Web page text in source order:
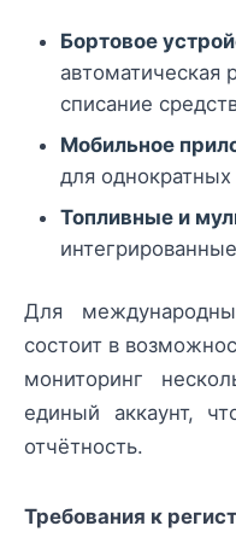
Бортовое
автоматическая
списание
Мобильное
для
Топливные и
Для
состоит в
мониторинг
единый аккаунт,
отчётность.
Требования к